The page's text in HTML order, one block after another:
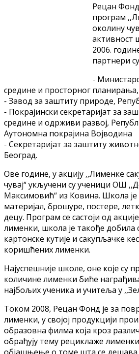
Рецан
програм
околину
активност
2006.
партнери
-
средине и просторног
- Завод за заштиту природе,
- Покрајински секретаријат за
средине и одрживи развој,
Аутономна покрајина Војводина
- Секретаријат за заштиту
Београд.
Ове године, у акцију ,,Лименке
чувај“ укључени су ученици ОШ
Максимовић“ из Ковина. Школа
материјал, брошуре, постере,
децу. Програм се састоји од
лименки, школа је такође добила
картонске кутије и сакупљачке
коришћених лименки.
Најуспешније школе, оне које су
количине лименки биће
најбољих ученика и учитеља у
Током 2008, Рецан Фонд је за
лименки, у својој продукцији
образовна филма која кроз
обрађују тему рециклаже